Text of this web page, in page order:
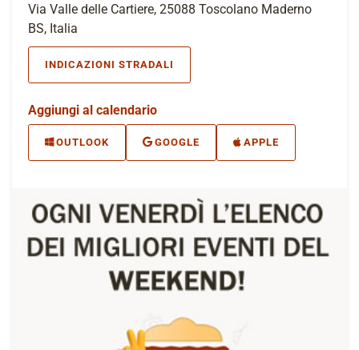
Via Valle delle Cartiere, 25088 Toscolano Maderno
BS, Italia
INDICAZIONI STRADALI
Aggiungi al calendario
OUTLOOK GOOGLE APPLE